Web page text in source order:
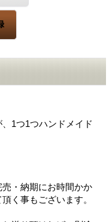
1つ1つハンドメイド
・納期にお時間かか
く事もございます。